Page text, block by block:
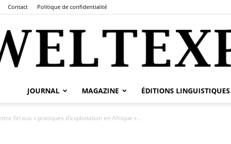
Contact Politique de confidentialité
JOURNAL MAGAZINE ÉDITIONS LINGUISTIQUES
fin aux « pratiques d’exploitation en Afrique »...